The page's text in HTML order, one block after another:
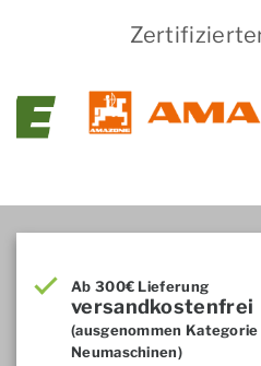
Ab 300€ Lieferung
versandkostenfrei
(ausgenommen
Neumaschinen)